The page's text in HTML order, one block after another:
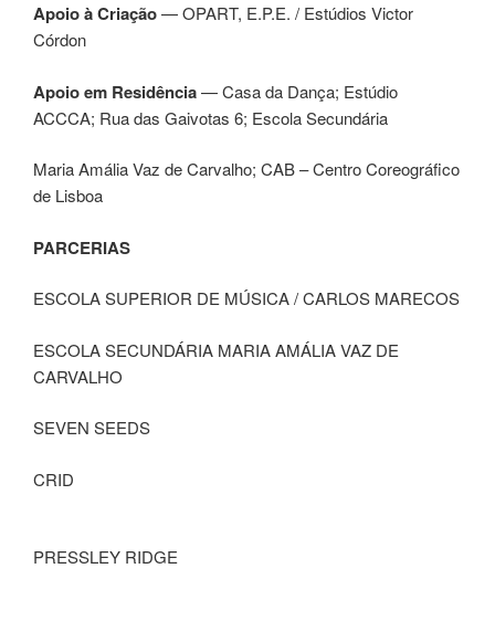
Apoio à Criação— OPART, E.P.E. / Estúdios Victor
Córdon
Apoio em Residência— Casa da Dança; Estúdio
ACCCA; Rua das Gaivotas 6; Escola Secundária
Maria Amália Vaz de Carvalho; CAB – Centro Coreográfico
de Lisboa
PARCERIAS
ESCOLA SUPERIOR DE MÚSICA / CARLOS MARECOS
ESCOLA SECUNDÁRIA MARIA AMÁLIA VAZ DE
CARVALHO
SEVEN SEEDS
CRID
PRESSLEY RIDGE